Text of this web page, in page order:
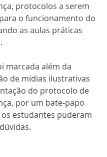
protocolos a serem
o funcionamento do
as aulas práticas
marcada além da
de mídias ilustrativas
do protocolo de
por um bate-papo
estudantes puderam